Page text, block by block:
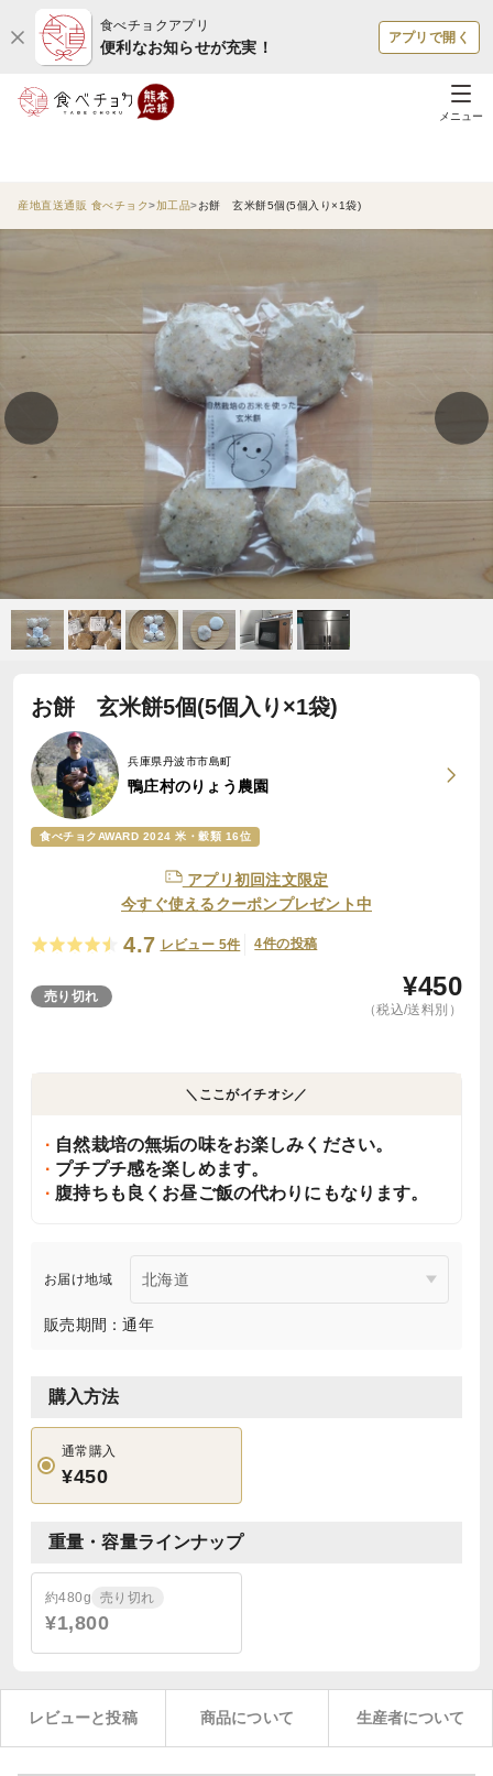
食べチョクアプリ
便利なお知らせが充実！
アプリで開く
メニュー
産地直送通販 食べチョク 加工品 お餅 玄米餅5個(5個入り×1袋)
お餅 玄米餅5個(5個入り×1袋)
兵庫県丹波市市島町
鴨庄村のりょう農園
食べチョクAWARD 2024 米・穀類 16位
アプリ初回注文限定
今すぐ使えるクーポンプレゼント中
4.7 レビュー 5件 4件の投稿
売り切れ ¥450
（税込/送料別）
＼ここがイチオシ／
自然栽培の無垢の味をお楽しみください。
プチプチ感を楽しめます。
腹持ちも良くお昼ご飯の代わりにもなります。
お届け地域
販売期間：通年
購入方法
通常購入
¥450
重量・容量ラインナップ
約480g 売り切れ
¥1,800
レビューと投稿 商品について 生産者について